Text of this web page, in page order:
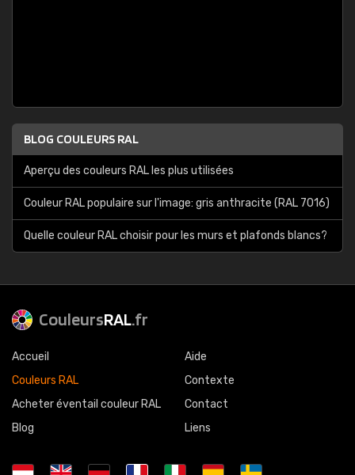
BLOG COULEURS RAL
Aperçu des couleurs RAL les plus utilisées
Couleur RAL populaire sur l'image: gris anthracite (RAL 7016)
Quelle couleur RAL choisir pour les murs et plafonds blancs?
CouleursRAL.fr
Accueil
Couleurs RAL
Acheter éventail couleur RAL
Blog
Aide
Contexte
Contact
Liens